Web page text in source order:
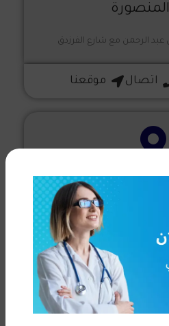
عبد الرحمن مع شارع الفرزدق
اتصال موقعنا
- مقابل محطة فيلوكس
اتصال موقعنا